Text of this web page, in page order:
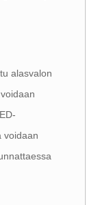
alasvalon
voidaan